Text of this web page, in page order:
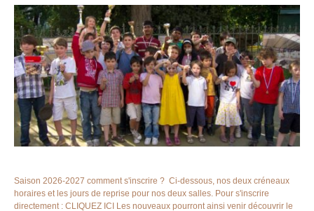
Saison 2026-2027 comment s'inscrire ? Ci-dessous, nos deux créneaux
horaires et les jours de reprise pour nos deux salles. Pour s'inscrire
directement : CLIQUEZ ICI Les nouveaux pourront ainsi venir découvrir le